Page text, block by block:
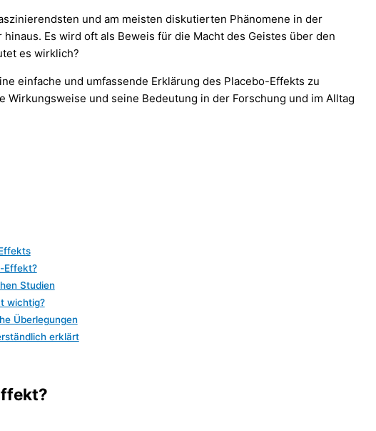
und am meisten diskutierten Phänomene in der
Es wird oft als Beweis für die Macht des Geistes über den
es wirklich?
einfache und umfassende Erklärung des Placebo-Effekts zu
Wirkungsweise und seine Bedeutung in der Forschung und im Alltag
Effekt?
Studien
wichtig?
Überlegungen
erklärt